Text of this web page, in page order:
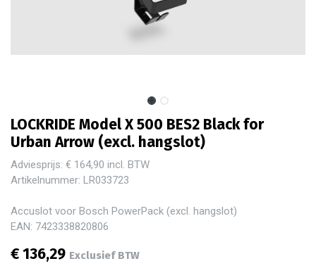
LOCKRIDE Model X 500 BES2 Black for
Urban Arrow (excl. hangslot)
Adviesprijs: € 164,90 incl. BTW
Artikelnummer: LR033723
Accuslot voor Bosch PowerPack (excl. hangslot)
EAN: 7423338820806
€136,29 Exclusief BTW